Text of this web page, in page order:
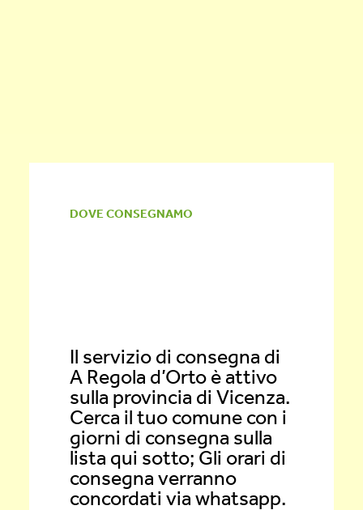
DOVE CONSEGNAMO
Il servizio di consegna di
A Regola d’Orto è attivo
sulla provincia di Vicenza.
Cerca il tuo comune con i
giorni di consegna sulla
lista qui sotto; Gli orari di
consegna verranno
concordati via whatsapp.